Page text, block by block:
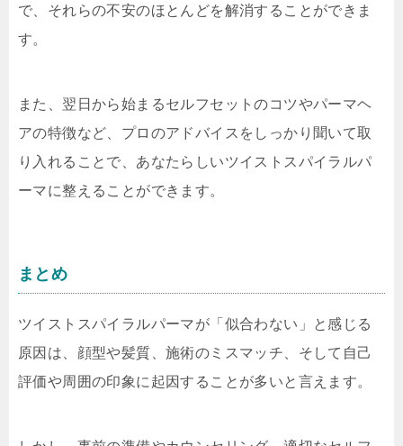
で、それらの不安のほとんどを解消することができま
す。
また、翌日から始まるセルフセットのコツやパーマヘ
アの特徴など、プロのアドバイスをしっかり聞いて取
り入れることで、あなたらしいツイストスパイラルパ
ーマに整えることができます。
まとめ
ツイストスパイラルパーマが「似合わない」と感じる
原因は、顔型や髪質、施術のミスマッチ、そして自己
評価や周囲の印象に起因することが多いと言えます。